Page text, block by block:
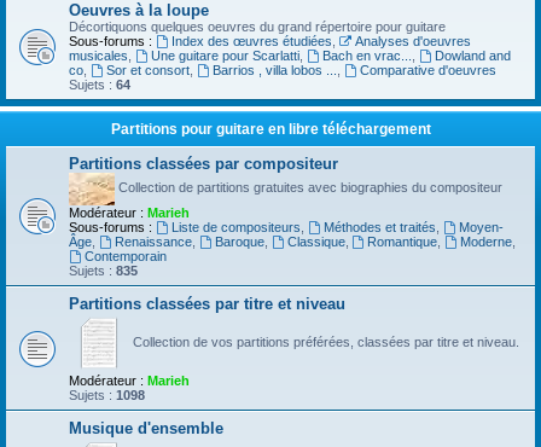
Oeuvres à la loupe
Décortiquons quelques oeuvres du grand répertoire pour guitare
Sous-forums :
Index des œuvres étudiées
Analyses d'oeuvres
musicales
Une guitare pour Scarlatti, Bach en vrac...
Dowland and
co
Sor et consort, Barrios , villa lobos ...
Comparative d'oeuvres
Sujets : 64
Partitions pour guitare en libre téléchargement
Partitions classées par compositeur
Collection de partitions gratuites avec biographies du compositeur
Modérateur : Marieh
Sous-forums :
Liste de compositeurs Méthodes et traités
Moyen-
Âge
Renaissance, Baroque, Classique, Romantique Moderne
Contemporain
Sujets : 835
Partitions classées par titre et niveau
Collection de vos partitions préférées, classées par titre et niveau.
Modérateur : Marieh
Sujets : 1098
Musique d'ensemble